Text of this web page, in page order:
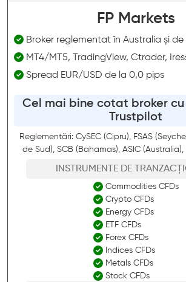
FP Markets
Broker reglementat în Australia și de
MT4/MT5, TradingView, Ctrader,
Spread EUR/USD de la 0,0 pips
Cel mai bine cotat broker cu
Trustpilot
Reglementări: CySEC (Cipru), FSAS
de Sud), SCB (Bahamas), ASIC (Australia),
INSTRUMENTE DE
Commodities CFDs
Crypto CFDs
Energy CFDs
ETF CFDs
Forex CFDs
Indices CFDs
Metals CFDs
Stock CFDs